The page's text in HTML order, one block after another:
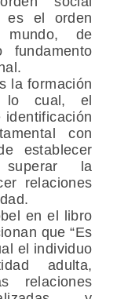
es el orden
de
la formación
lo cual, el
con
establecer
superar la
relaciones
en el libro
que “Es
el individuo
adulta,
relaciones